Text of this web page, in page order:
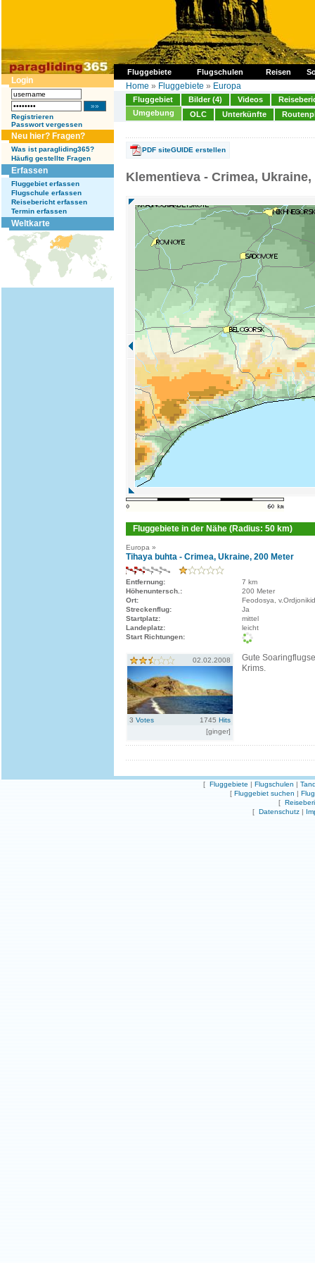
Fluggebiete Flugschulen Reisen
Login
Registrieren
Passwort vergessen
Neu hier? Fragen?
Was ist paragliding365?
Häufig gestellte Fragen
Erfassen
Fluggebiet erfassen
Flugschule erfassen
Reisebericht erfassen
Termin erfassen
Weltkarte
Home » Fluggebiete » Europa
Fluggebiet Bilder (4) Videos
Umgebung
OLC Unterkünfte
PDF siteGUIDE erstellen
Klementieva - Crimea, Ukraine,
Fluggebiete in der Nähe (Radius: 50 km)
Europa »
Tihaya buhta - Crimea, Ukraine, 200 Meter
Entfernung:
7 km
Höhenuntersch.:
200 Meter
Ort:
Feodosya,
Streckenflug:
Ja
Startplatz:
mittel
Landeplatz:
leicht
Start Richtungen:
02.02.2008
3 Votes 1745 Hits
[ginger]
Gute
Krims.
[ Fluggebiete | Flugschulen |
[ Fluggebiet suchen |
[
[ Datenschutz |